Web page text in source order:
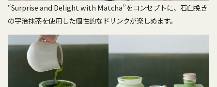
“Surprise and Delight with Matcha”をコンセプトに、石臼挽き
の宇治抹茶を使用した個性的なドリンクが楽しめます。